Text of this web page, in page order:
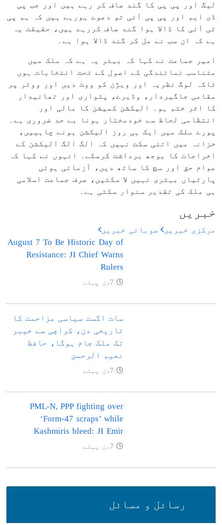
لیگ اور پی پی کا گند صاف کر رہے ہیں اور جب پی
ڈی ایم اور پی پی آئی تو دعوے ہورہے ہیں کہ ہم پی
ٹی آئی کا ڈالا ہوا گند صاف کررہے ہیں، حقیقت یہ
ہے کہ ان سب نے مل کر گند ڈالا ہوا ہے۔
امیر جماعت نے کہا کہ بہتر یہ ہے کہ ملک میں
متناسب نمائندگی کے اصول کے تحت انتخابات ہوں
تاکہ لوگ نظریہ اور ویژن کو ووٹ دیں اور ووٹر پر
مقامی جاگیردار، وڈیرے، پٹواری اور تھانیدار
کا اثر ختم ہو۔ الیکشن کمیشن کا مالی اور
انتظامی لحاظ سے خودمختار ہونا بے حد ضروری ہے۔
پورے ملک میں ایک ہی روز الیکشن ہونے چاہییں،
خزانہ میں اتنی سکت نہیں کہ الگ الگ الیکشن کے
اخراجات کا بوجھ برداشت کرسکے۔ انہوں نے کہا کہ
عوام حق اور سچ کا ساتھ دیں، آزمائی ہوئی
پارٹیاں بہتری نہیں لا سکتیں، صرف جماعت اسلامی
ہی ملک کی تقدیر سنوار سکتی ہے۔
خبریں
مرکزی خبریں صوبائی خبریں
August 7 To Be Historic Day of
Resistance: JI Chief Warns
Rulers
7دن پہلے
سات اگست سیاسی مزاحمت کا
تاریخی دن، کراچی سے خیبر
تک ملک جام ہوگا، حافظ
نعیم الرحمن
7دن پہلے
PML-N, PPP fighting over
‘Form-47 scraps’ while
Kashmiris bleed: JI Emir
7دن پہلے
رسائل و مسائل